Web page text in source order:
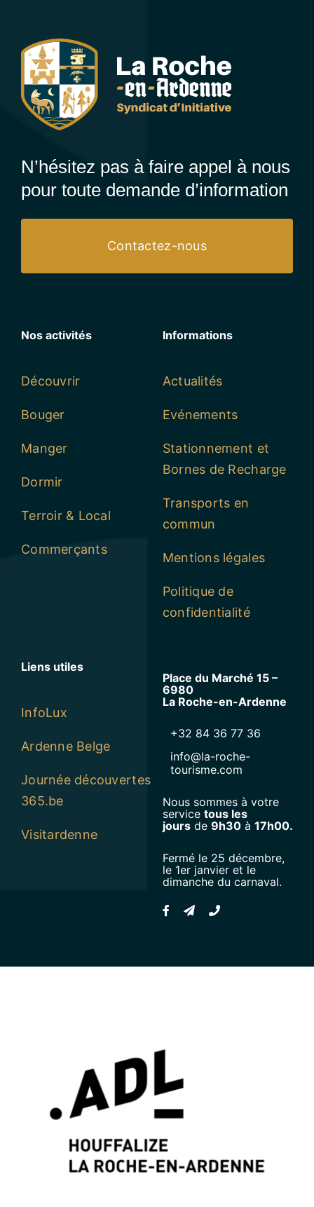
N’hésitez pas à faire appel à nous
pour toute demande d’information
Contactez-nous
Nos activités
Découvrir
Bouger
Manger
Dormir
Terroir & Local
Commerçants
Informations
Actualités
Evénements
Stationnement et
Bornes de Recharge
Transports en
commun
Mentions légales
Politique de
confidentialité
Liens utiles
InfoLux
Ardenne Belge
Journée découvertes
365.be
Visitardenne
Place du Marché 15 –
6980
La Roche-en-Ardenne
+32 84 36 77 36
info@la-roche-
tourisme.com
Nous sommes à votre
service tous les
joursde 9h30à 17h00.
Fermé le 25 décembre,
le 1er janvier et le
dimanche du carnaval.